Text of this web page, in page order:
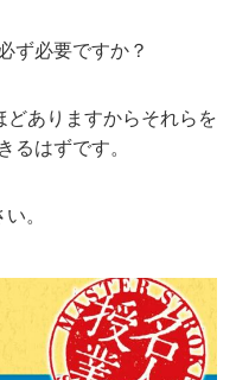
ず必要ですか？
ありますからそれらを
るはずです。
。